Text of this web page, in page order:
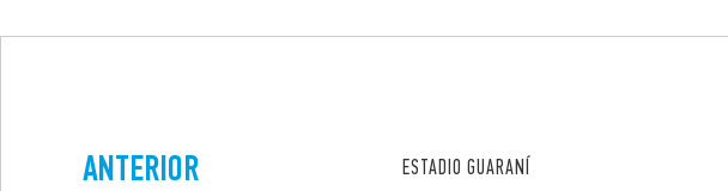
ANTERIOR ESTADIO GUARANÍ